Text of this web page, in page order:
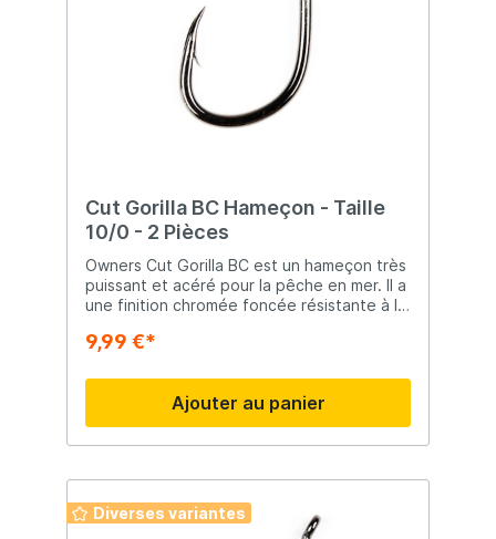
Cut Gorilla BC Hameçon - Taille
10/0 - 2 Pièces
Owners Cut Gorilla BC est un hameçon très
puissant et acéré pour la pêche en mer. Il a
une finition chromée foncée résistante à la
9,99 €*
Ajouter au panier
Diverses variantes